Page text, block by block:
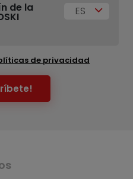
de la
ES
de privacidad